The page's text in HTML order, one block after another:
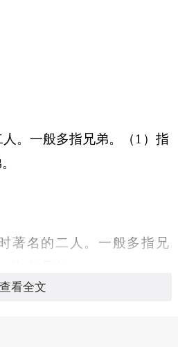
。一般多指兄弟。（1）指
著名的二人。一般多指兄
南朝 宋 刘义庆 《世说新语
查看全文